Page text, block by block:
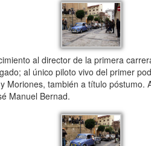
al director de la primera
al único piloto vivo del primer
Moriones, también a título
Manuel Bernad.